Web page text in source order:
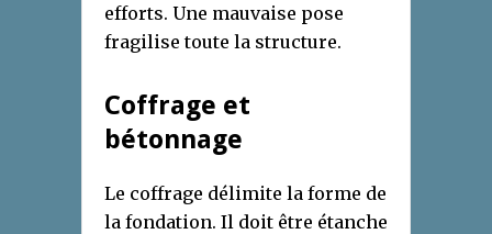
efforts. Une mauvaise pose
fragilise toute la structure.
Coffrage et
bétonnage
Le coffrage délimite la forme de
la fondation. Il doit être étanche